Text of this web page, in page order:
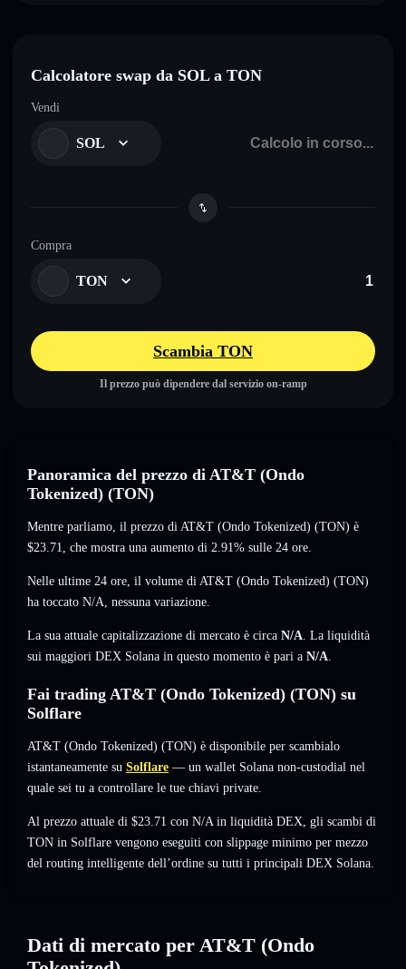
Calcolatore swap da SOL a TON
Vendi
SOL
Compra
TON
Scambia TON
Il prezzo può dipendere dal servizio on-ramp
Panoramica del prezzo di AT&T (Ondo
Tokenized) (TON)
Mentre parliamo, il prezzo di AT&T (Ondo Tokenized) (TON) è
$23.71, che mostra una aumento di 2.91% sulle 24 ore.
Nelle ultime 24 ore, il volume di AT&T (Ondo Tokenized) (TON)
ha toccato N/A, nessuna variazione.
La sua attuale capitalizzazione di mercato è circa N/A. La liquidità
sui maggiori DEX Solana in questo momento è pari a N/A.
Fai trading AT&T (Ondo Tokenized) (TON) su
Solflare
AT&T (Ondo Tokenized) (TON) è disponibile per scambialo
istantaneamente su Solflare — un wallet Solana non-custodial nel
quale sei tu a controllare le tue chiavi private.
Al prezzo attuale di $23.71 con N/A in liquidità DEX, gli scambi di
TON in Solflare vengono eseguiti con slippage minimo per mezzo
del routing intelligente dell’ordine su tutti i principali DEX Solana.
Dati di mercato per AT&T (Ondo